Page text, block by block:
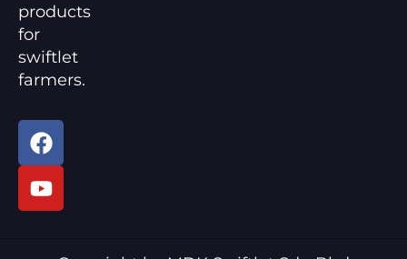
products
for
swiftlet
farmers.
F
a
c
e
Y
o
u
t